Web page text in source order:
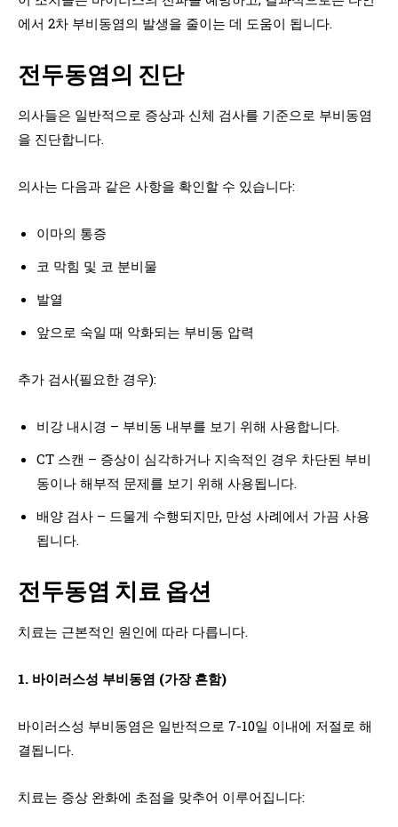
에서 2차 부비동염의 발생을 줄이는 데 도움이 됩니다.
전두동염의 진단
의사들은 일반적으로 증상과 신체 검사를 기준으로 부비동염
을 진단합니다.
의사는 다음과 같은 사항을 확인할 수 있습니다:
이마의 통증
코 막힘 및 코 분비물
발열
앞으로 숙일 때 악화되는 부비동 압력
추가 검사(필요한 경우):
비강 내시경 – 부비동 내부를 보기 위해 사용합니다.
CT 스캔 – 증상이 심각하거나 지속적인 경우 차단된 부비
동이나 해부적 문제를 보기 위해 사용됩니다.
배양 검사 – 드물게 수행되지만, 만성 사례에서 가끔 사용
됩니다.
전두동염 치료 옵션
치료는 근본적인 원인에 따라 다릅니다.
1. 바이러스성 부비동염 (가장 흔함)
바이러스성 부비동염은 일반적으로 7-10일 이내에 저절로 해
결됩니다.
치료는 증상 완화에 초점을 맞추어 이루어집니다: